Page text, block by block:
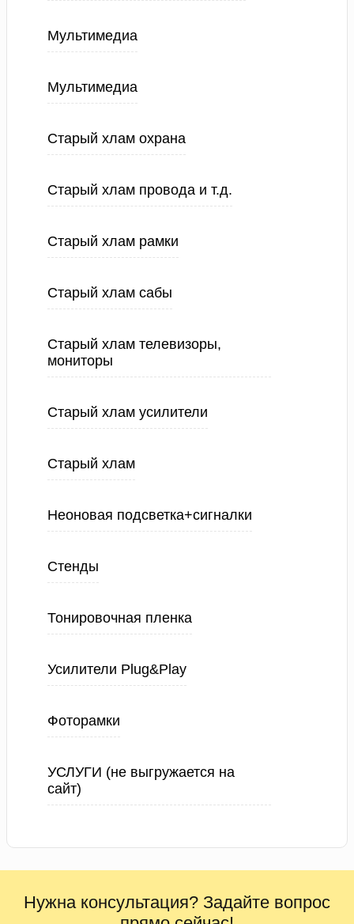
Мультимедиа
Мультимедиа
Старый хлам охрана
Старый хлам провода и т.д.
Старый хлам рамки
Старый хлам сабы
Старый хлам телевизоры,
мониторы
Старый хлам усилители
Старый хлам
Неоновая подсветка+сигналки
Стенды
Тонировочная пленка
Усилители Plug&Play
Фоторамки
УСЛУГИ (не выгружается на
сайт)
Нужна консультация? Задайте вопрос